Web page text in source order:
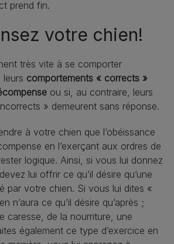
prend fin.
votre chien!
très vite à se comporter
leurs comportements « corrects »
ou si, au contraire, leurs
» demeurent sans réponse.
à votre chien que l’obéissance
en l’exerçant aux ordres de
logique. Ainsi, si vous lui donnez
lui offrir ce qu’il désire qu’une
par votre chien. Si vous lui dites «
n’aura ce qu’il désire qu’après ;
caresse, de la nourriture, une
également ce type d’exercice en